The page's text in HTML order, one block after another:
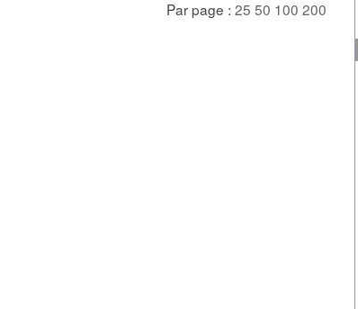
Par page : 25 50 100 200